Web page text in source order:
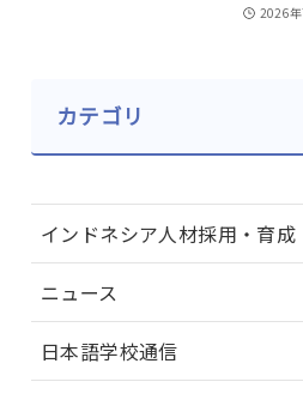
2026
カテゴリ
インドネシア人材採用・育成
ニュース
日本語学校通信